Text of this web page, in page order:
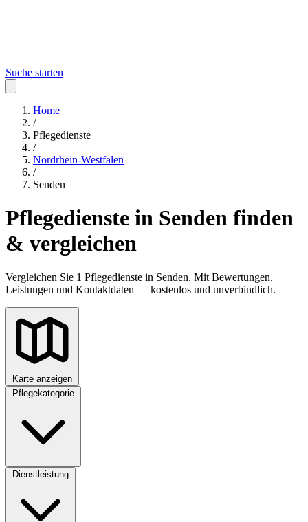
Suche starten
Home
/
Pflegedienste
/
Nordrhein-Westfalen
/
Senden
Pflegedienste in Senden finden
& vergleichen
Vergleichen Sie 1 Pflegedienste in Senden. Mit Bewertungen,
Leistungen und Kontaktdaten — kostenlos und unverbindlich.
Karte anzeigen
Pflegekategorie
Dienstleistung